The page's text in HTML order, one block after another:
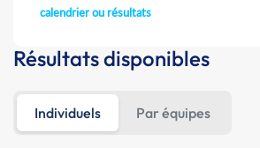
calendrier ou résultats
Résultats disponibles
Individuels Par équipes